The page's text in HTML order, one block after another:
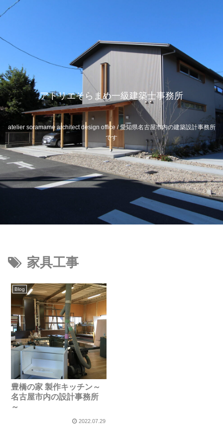
アトリエそらまめ一級建築士事務所
atelier soramame architect design office / 愛知県名古屋市内の建築設計事務所
です
家具工事
Blog
豊橋の家 製作キッチン～
名古屋市内の設計事務所
～
2022.07.29